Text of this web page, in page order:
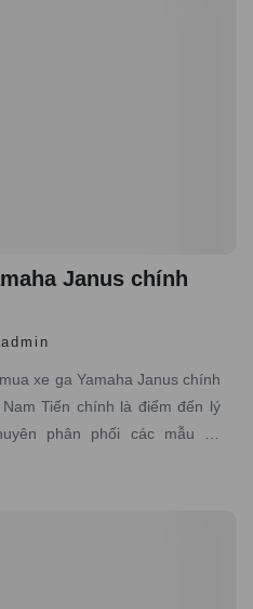
Janus chính
xe ga Yamaha Janus chính
Tiến chính là điểm đến lý
phân phối các mẫu xe